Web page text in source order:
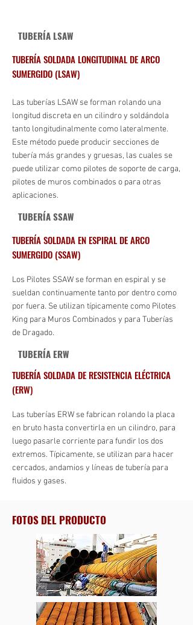
TUBERÍA LSAW
TUBERÍA SOLDADA LONGITUDINAL DE ARCO
SUMERGIDO (LSAW)
Las tuberías LSAW se forman rolando una
longitud discreta en un cilindro y soldándola
tanto longitudinalmente como lateralmente.
Este método puede producir secciones de
tubería más grandes y gruesas, las cuales se
puede utilizar como pilotes de soporte de carga,
pilotes de muros combinados o para otras
aplicaciones.
TUBERÍA SSAW
TUBERÍA SOLDADA EN ESPIRAL DE ARCO
SUMERGIDO (SSAW)
​Los Pilotes SSAW se forman en espiral y se
sueldan continuamente tanto por dentro como
por fuera. Se utilizan típicamente como Pilotes
King para Muros Combinados y para Tuberías
de Dragado.
TUBERÍA ERW
TUBERÍA SOLDADA DE RESISTENCIA ELÉCTRICA
(ERW)
Las tuberías ERW se fabrican rolando la placa
en bruto hasta convertirla en un cilindro, para
luego pasarle corriente para fundir los dos
extremos. Típicamente, se utilizan para hacer
cercados, andamios y líneas de tubería para
fluidos y gases.
FOTOS DEL PRODUCTO